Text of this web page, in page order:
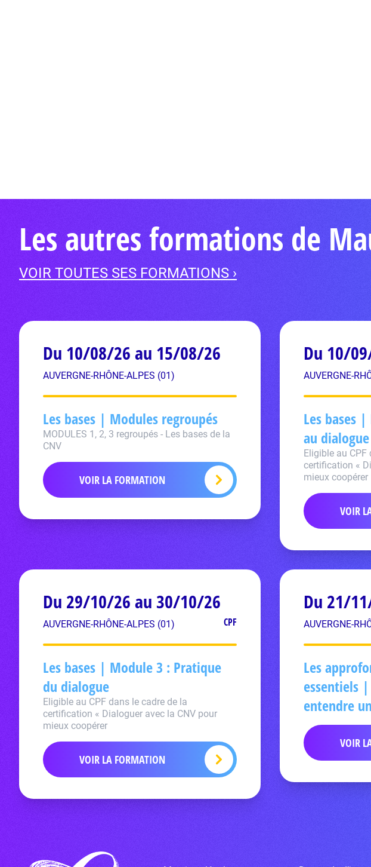
Les autres formations de
VOIR TOUTES SES FORMATIONS ›
Du 10/08/26 au 15/08/26
AUVERGNE-RHÔNE-ALPES (01)
Les bases | Modules regroupés
MODULES 1, 2, 3 regroupés - Les bases de la
CNV
VOIR LA FORMATION
Du 10/
AUVERGNE-
Les bases
au dialogue
Eligible au CPF
certification «
mieux coopérer
VOIR
Du 29/10/26 au 30/10/26
AUVERGNE-RHÔNE-ALPES (01) CPF
Les bases | Module 3 : Pratique
du dialogue
Eligible au CPF dans le cadre de la
certification « Dialoguer avec la CNV pour
mieux coopérer
VOIR LA FORMATION
Du 21/
AUVERGNE-
Les
essentiels
entendre
VOIR